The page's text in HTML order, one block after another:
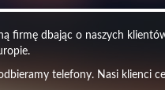
firmę dbając o naszych
telefony. Nasi klienci